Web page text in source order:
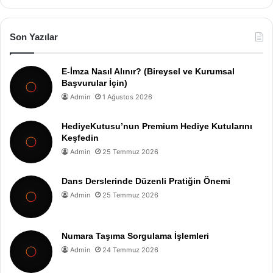
Son Yazılar
E-İmza Nasıl Alınır? (Bireysel ve Kurumsal
Başvurular İçin)
Admin 1 Ağustos 2026
HediyeKutusu’nun Premium Hediye Kutularını
Keşfedin
Admin 25 Temmuz 2026
Dans Derslerinde Düzenli Pratiğin Önemi
Admin 25 Temmuz 2026
Numara Taşıma Sorgulama İşlemleri
Admin 24 Temmuz 2026